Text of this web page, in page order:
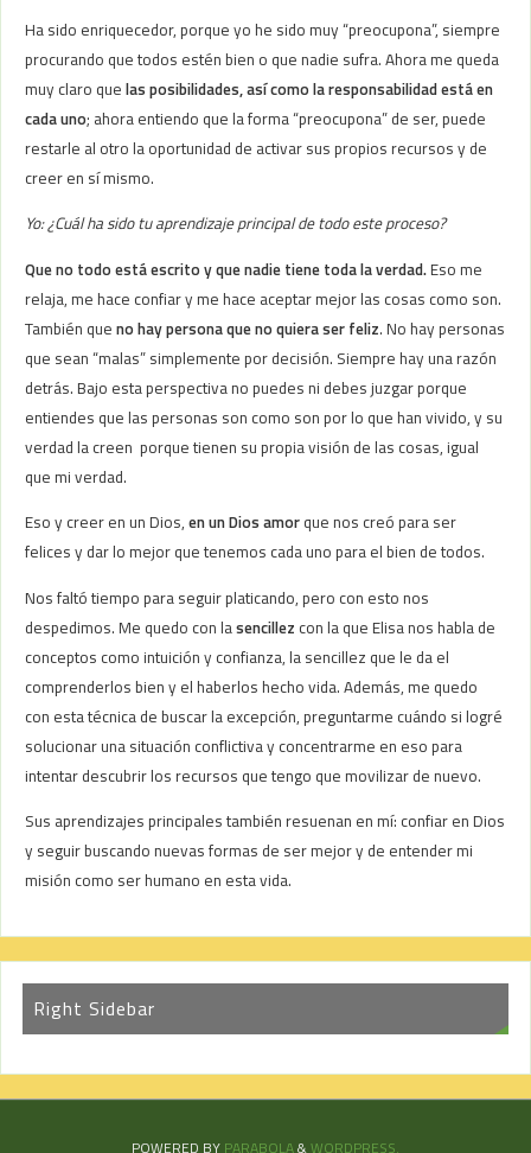
Ha sido enriquecedor, porque yo he sido muy “preocupona”, siempre
procurando que todos estén bien o que nadie sufra. Ahora me queda
muy claro quelas posibilidades, así como la responsabilidad está en
cada uno; ahora entiendo que la forma “preocupona” de ser, puede
restarle al otro la oportunidad de activar sus propios recursos y de
creer en sí mismo.
Yo: ¿Cuál ha sido tu aprendizaje principal de todo este proceso?
Que no todo está escrito y que nadie tiene toda la verdad. Eso me
relaja, me hace confiar y me hace aceptar mejor las cosas como son.
También queno hay persona que no quiera ser feliz. No hay personas
que sean “malas” simplemente por decisión. Siempre hay una razón
detrás. Bajo esta perspectiva no puedes ni debes juzgar porque
entiendes que las personas son como son por lo que han vivido, y su
verdad la creen porque tienen su propia visión de las cosas, igual
que mi verdad.
Eso y creer en un Dios,en un Dios amor que nos creó para ser
felices y dar lo mejor que tenemos cada uno para el bien de todos.
Nos faltó tiempo para seguir platicando, pero con esto nos
despedimos. Me quedo con lasencillez con la que Elisa nos habla de
conceptos como intuición y confianza, la sencillez que le da el
comprenderlos bien y el haberlos hecho vida. Además, me quedo
con esta técnica de buscar la excepción, preguntarme cuándo si logré
solucionar una situación conflictiva y concentrarme en eso para
intentar descubrir los recursos que tengo que movilizar de nuevo.
Sus aprendizajes principales también resuenan en mí: confiar en Dios
y seguir buscando nuevas formas de ser mejor y de entender mi
misión como ser humano en esta vida.
Right Sidebar
POWERED BY PARABOLA&WORDPRESS.